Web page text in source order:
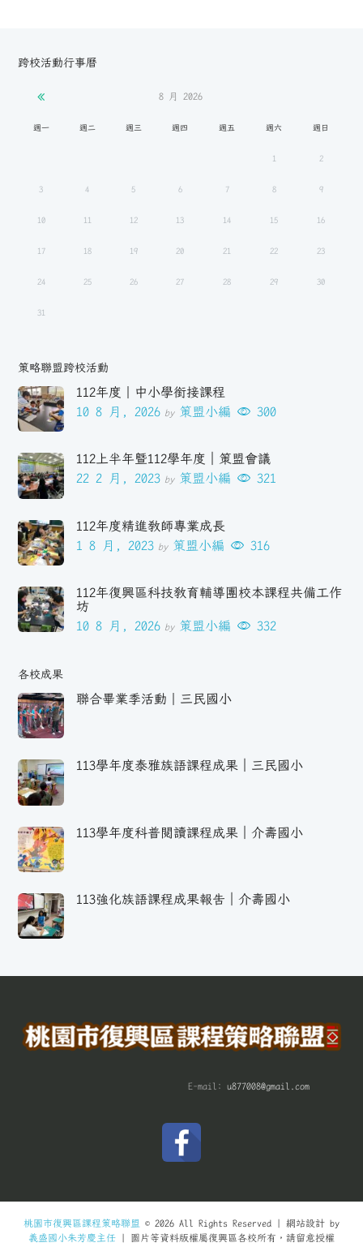
跨校活動行事曆
8 月2026
週一 週二 週三 週四 週五 週六 週日
1 2
3 4 5 6 7 8 9
10 11 12 13 14 15 16
17 18 19 20 21 22 23
24 25 26 27 28 29 30
31
策略聯盟跨校活動
112年度｜中小學銜接課程
10 8 月, 2026 by 策盟小編 300
112上半年暨112學年度｜策盟會議
22 2 月, 2023 by 策盟小編 321
112年度精進教師專業成長
1 8 月, 2023 by 策盟小編 316
112年復興區科技教育輔導團校本課程共備工作
坊
10 8 月, 2026 by 策盟小編 332
各校成果
聯合畢業季活動｜三民國小
113學年度泰雅族語課程成果｜三民國小
113學年度科普閱讀課程成果｜介壽國小
113強化族語課程成果報告｜介壽國小
E-mail:u877008@gmail.com
桃園市復興區課程策略聯盟 © 2026 All Rights Reserved | 網站設計 by
義盛國小朱芳慶主任 | 圖片等資料版權屬復興區各校所有，請留意授權